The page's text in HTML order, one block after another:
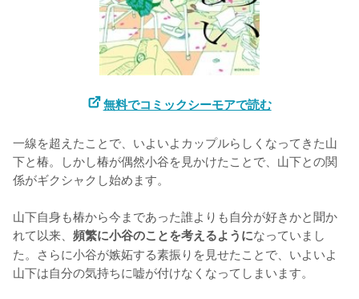
無料でコミックシーモアで読む
一線を超えたことで、いよいよカップルらしくなってきた山
下と椿。しかし椿が偶然小谷を見かけたことで、山下との関
係がギクシャクし始めます。
山下自身も椿から今まであった誰よりも自分が好きかと聞か
れて以来、 頻繁に小谷のことを考えるようになっていまし
た。さらに小谷が嫉妬する素振りを見せたことで、いよいよ
山下は自分の気持ちに嘘が付けなくなってしまいます。